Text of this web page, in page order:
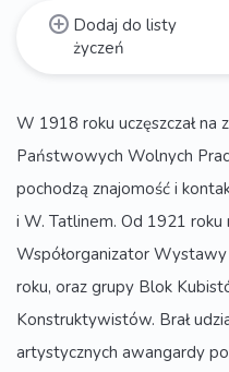
Dodaj do listy
życzeń
W 1918 roku uczęszczał na
Państwowych Wolnych
pochodzą znajomość i
i W. Tatlinem. Od 1921 roku
Współorganizator
roku, oraz grupy Blok
Konstruktywistów. Brał
artystycznych awangardy